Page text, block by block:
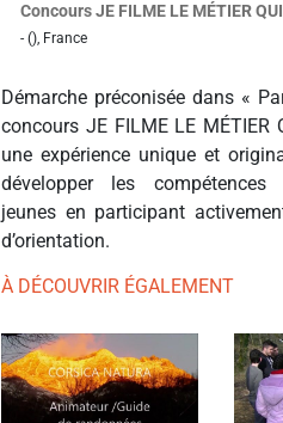
Concours JE FILME LE MÉTIER
- (), France
Démarche préconisée dans «
concours JE FILME LE MÉTIER
une expérience unique et
développer les compétences
jeunes en participant
d’orientation.
À DÉCOUVRIR ÉGALEMENT